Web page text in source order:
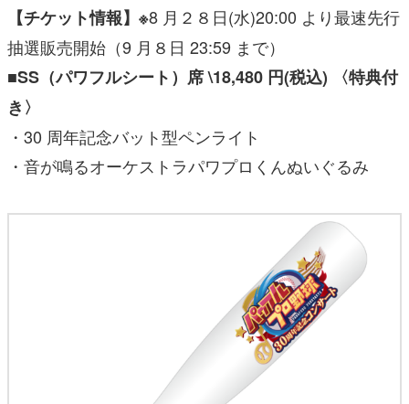
【チケット情報】※8 月２８日(水)20:00 より最速先行
抽選販売開始（9 月８日 23:59 まで）
■SS（パワフルシート）席 \18,480 円(税込) 〈特典付
き〉
・30 周年記念バット型ペンライト
・音が鳴るオーケストラパワプロくんぬいぐるみ